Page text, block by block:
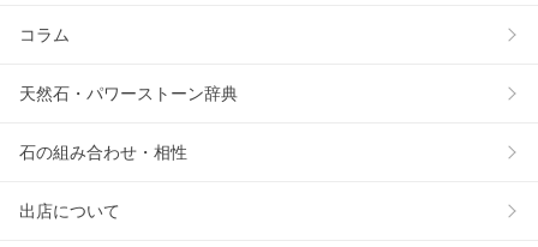
コラム
天然石・パワーストーン辞典
石の組み合わせ・相性
出店について